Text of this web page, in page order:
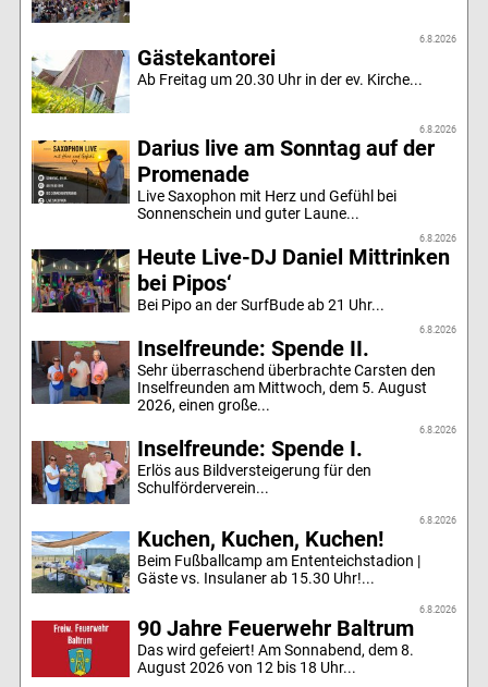
6.8.2026
Gästekantorei
Ab Freitag um 20.30 Uhr in der ev. Kirche...
6.8.2026
Darius live am Sonntag auf der
Promenade
Live Saxophon mit Herz und Gefühl bei
Sonnenschein und guter Laune...
6.8.2026
Heute Live-DJ Daniel Mittrinken
bei Pipos‘
Bei Pipo an der SurfBude ab 21 Uhr...
6.8.2026
Inselfreunde: Spende II.
Sehr überraschend überbrachte Carsten den
Inselfreunden am Mittwoch, dem 5. August
2026, einen große...
6.8.2026
Inselfreunde: Spende I.
Erlös aus Bildversteigerung für den
Schulförderverein...
6.8.2026
Kuchen, Kuchen, Kuchen!
Beim Fußballcamp am Ententeichstadion |
Gäste vs. Insulaner ab 15.30 Uhr!...
6.8.2026
90 Jahre Feuerwehr Baltrum
Das wird gefeiert! Am Sonnabend, dem 8.
August 2026 von 12 bis 18 Uhr...